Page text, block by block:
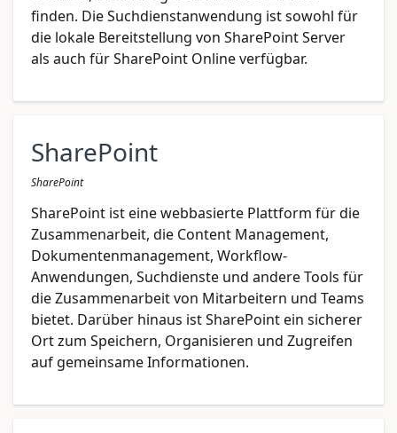
finden. Die Suchdienstanwendung ist sowohl für
die lokale Bereitstellung von SharePoint Server
als auch für SharePoint Online verfügbar.
SharePoint
SharePoint
SharePoint ist eine webbasierte Plattform für die
Zusammenarbeit, die Content Management,
Dokumentenmanagement, Workflow-
Anwendungen, Suchdienste und andere Tools für
die Zusammenarbeit von Mitarbeitern und Teams
bietet. Darüber hinaus ist SharePoint ein sicherer
Ort zum Speichern, Organisieren und Zugreifen
auf gemeinsame Informationen.